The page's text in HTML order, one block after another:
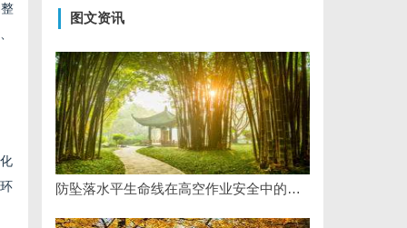
图文资讯
防坠落水平生命线在高空作业安全中的关键作用与应用解析